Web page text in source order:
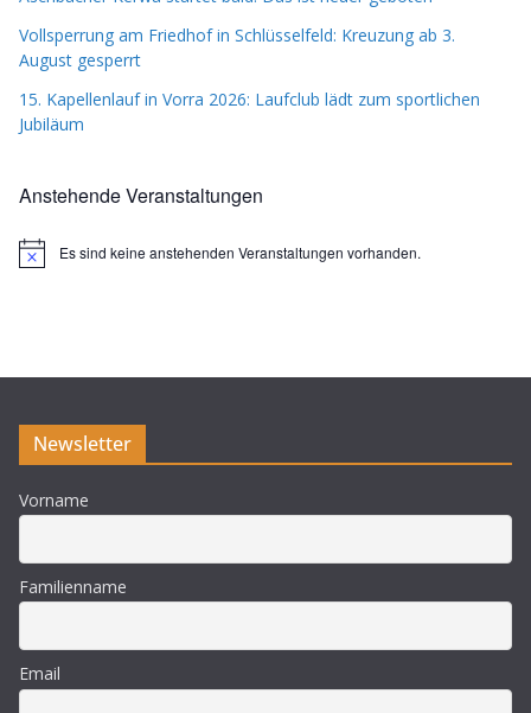
Vollsperrung am Friedhof in Schlüsselfeld: Kreuzung ab 3.
August gesperrt
15. Kapellenlauf in Vorra 2026: Laufclub lädt zum sportlichen
Jubiläum
Anstehende Veranstaltungen
H
s
Es sind keine anstehenden Veranstaltungen vorhanden.
Newsletter
Vorname
Familienname
Email